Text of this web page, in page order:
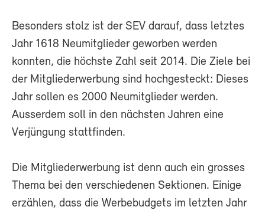
Besonders stolz ist der SEV darauf, dass letztes
Jahr 1618 Neumitglieder geworben werden
konnten, die höchste Zahl seit 2014. Die Ziele bei
der Mitgliederwerbung sind hochgesteckt: Dieses
Jahr sollen es 2000 Neumitglieder werden.
Ausserdem soll in den nächsten Jahren eine
Verjüngung stattfinden.
Die Mitgliederwerbung ist denn auch ein grosses
Thema bei den verschiedenen Sektionen. Einige
erzählen, dass die Werbebudgets im letzten Jahr